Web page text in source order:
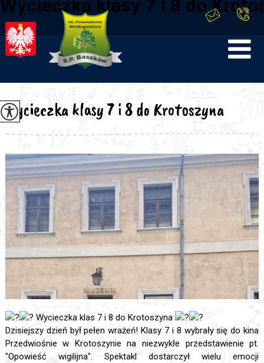
Wycieczka klasy 7 i 8 do
Wycieczka klasy 7 i 8 do Krotoszyna
Wycieczka klas 7 i 8 do Krotoszyna
Dzisiejszy dzień był pełen wrażeń! Klasy 7 i 8 wybrały się do kina
Przedwiośnie w Krotoszynie na niezwykłe przedstawienie pt.
"Opowieść wigilijna". Spektakl dostarczył wielu emocji